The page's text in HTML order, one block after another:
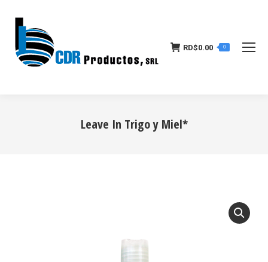
RD$0.00 0
Leave In Trigo y Miel*